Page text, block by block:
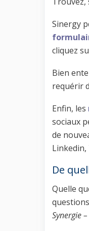
Sinergy
cliquez
Bien
requérir
Enfin, les
sociaux
de
De
Quelle
Synergie